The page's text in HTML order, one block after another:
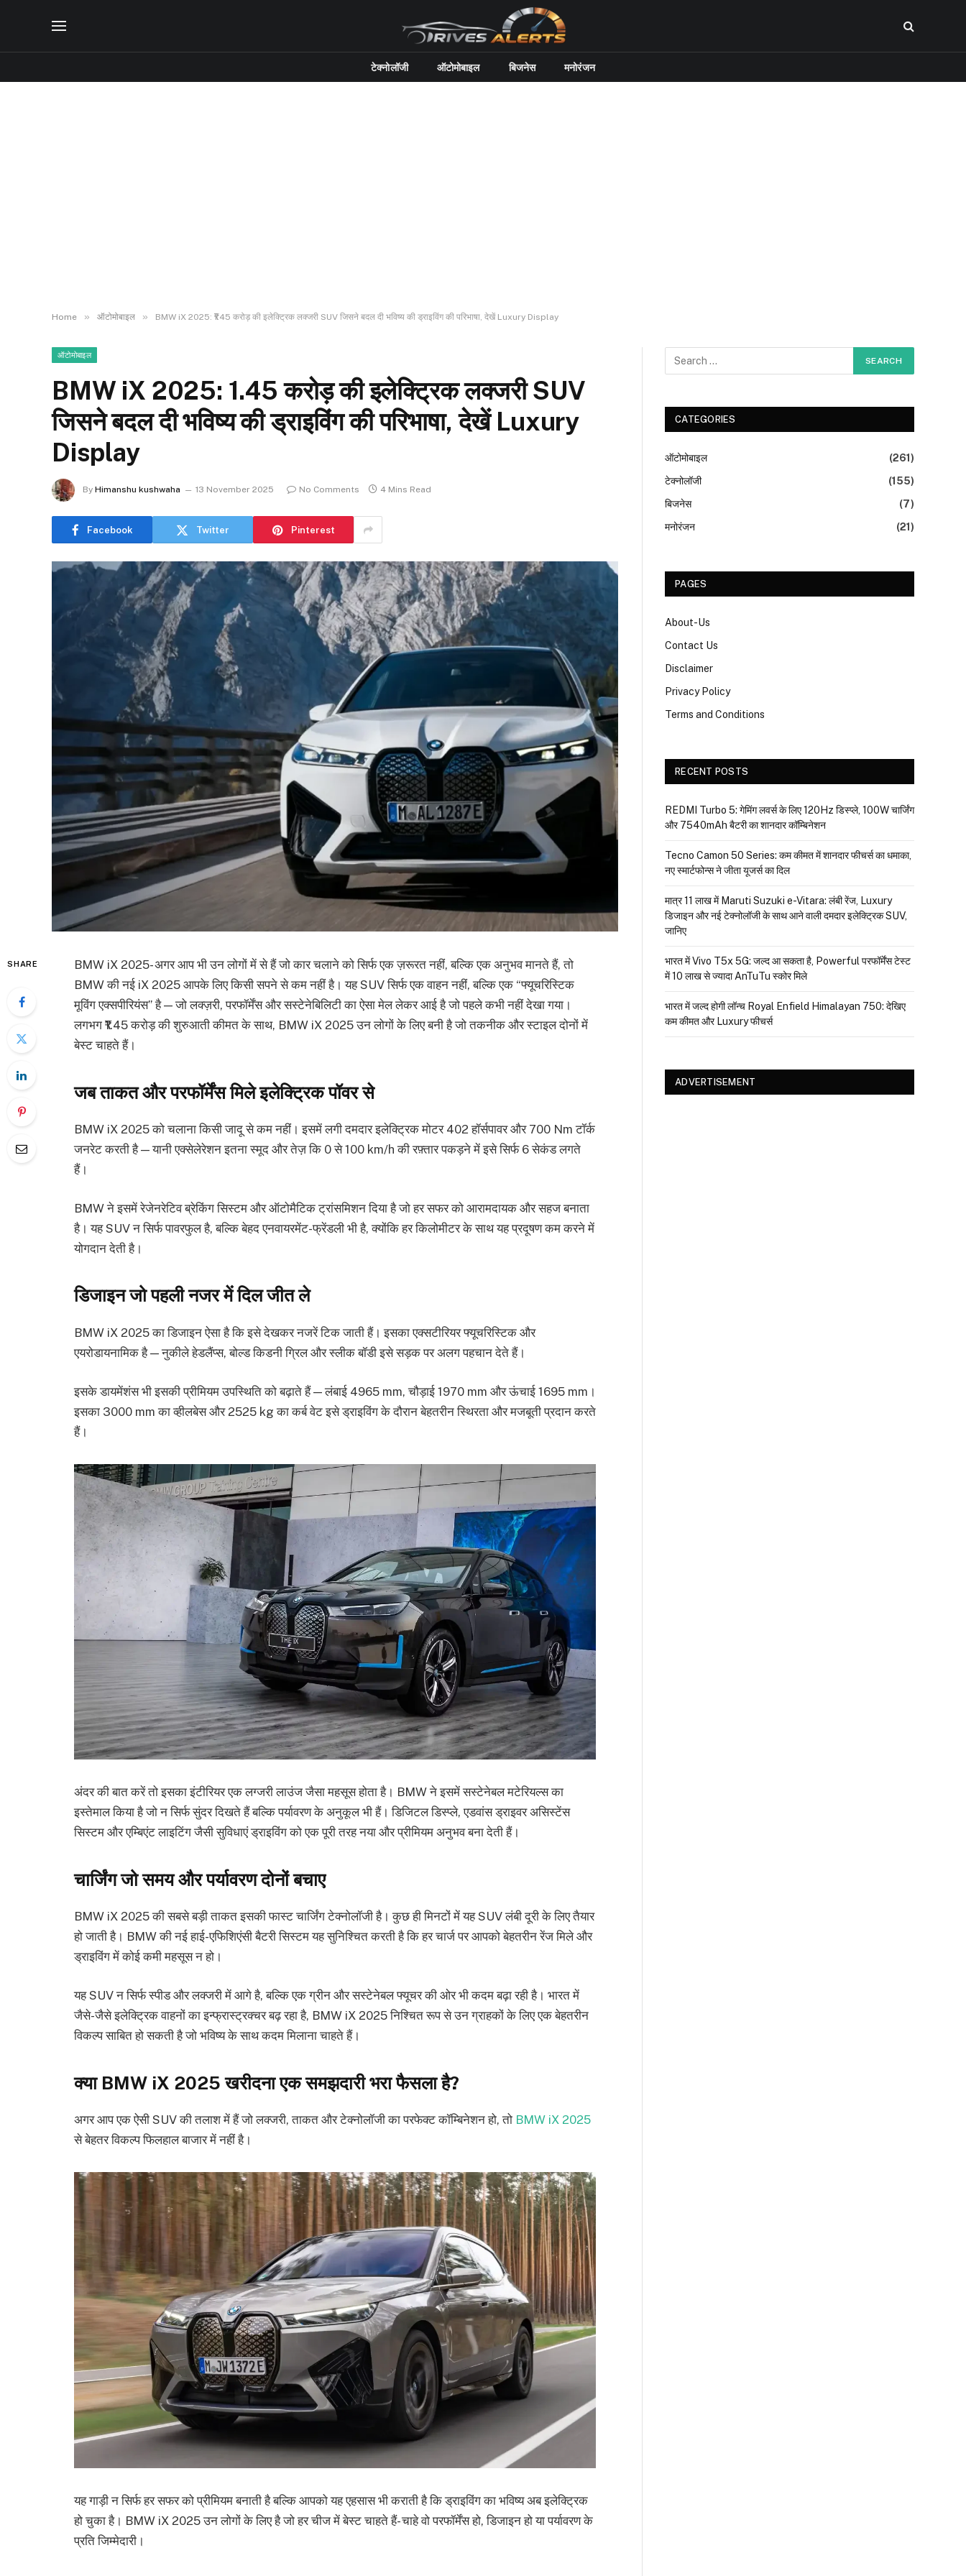
टेक्नोलॉजी ऑटोमोबाइल बिजनेस मनोरंजन
Home » ऑटोमोबाइल » BMW iX 2025: ₹1.45 करोड़ की इलेक्ट्रिक लक्जरी SUV जिसने बदल दी भविष्य की ड्राइविंग की परिभाषा, देखें Luxury Display
ऑटोमोबाइल
BMW iX 2025: ₹1.45 करोड़ की इलेक्ट्रिक लक्जरी SUV
जिसने बदल दी भविष्य की ड्राइविंग की परिभाषा, देखें Luxury
Display
By Himanshu kushwaha 13 November 2025 No Comments 4 Mins Read
Facebook Twitter Pinterest
SHARE
BMW iX 2025- अगर आप भी उन लोगों में से हैं जो कार चलाने को सिर्फ एक ज़रूरत नहीं, बल्कि एक अनुभव मानते हैं, तो
BMW की नई iX 2025 आपके लिए किसी सपने से कम नहीं है। यह SUV सिर्फ एक वाहन नहीं, बल्कि एक “फ्यूचरिस्टिक
मूविंग एक्सपीरियंस” है — जो लक्ज़री, परफॉर्मेंस और सस्टेनेबिलिटी का ऐसा मेल लेकर आई है जो पहले कभी नहीं देखा गया।
लगभग ₹1.45 करोड़ की शुरुआती कीमत के साथ, BMW iX 2025 उन लोगों के लिए बनी है जो तकनीक और स्टाइल दोनों में
बेस्ट चाहते हैं।
जब ताकत और परफॉर्मेंस मिले इलेक्ट्रिक पॉवर से
BMW iX 2025 को चलाना किसी जादू से कम नहीं। इसमें लगी दमदार इलेक्ट्रिक मोटर 402 हॉर्सपावर और 700 Nm टॉर्क
जनरेट करती है — यानी एक्सेलेरेशन इतना स्मूद और तेज़ कि 0 से 100 km/h की रफ़्तार पकड़ने में इसे सिर्फ 6 सेकंड लगते
हैं।
BMW ने इसमें रेजेनरेटिव ब्रेकिंग सिस्टम और ऑटोमैटिक ट्रांसमिशन दिया है जो हर सफर को आरामदायक और सहज बनाता
है। यह SUV न सिर्फ पावरफुल है, बल्कि बेहद एनवायरमेंट-फ्रेंडली भी है, क्योंकि हर किलोमीटर के साथ यह प्रदूषण कम करने में
योगदान देती है।
डिजाइन जो पहली नजर में दिल जीत ले
BMW iX 2025 का डिजाइन ऐसा है कि इसे देखकर नजरें टिक जाती हैं। इसका एक्सटीरियर फ्यूचरिस्टिक और
एयरोडायनामिक है — नुकीले हेडलैंप्स, बोल्ड किडनी ग्रिल और स्लीक बॉडी इसे सड़क पर अलग पहचान देते हैं।
इसके डायमेंशंस भी इसकी प्रीमियम उपस्थिति को बढ़ाते हैं — लंबाई 4965 mm, चौड़ाई 1970 mm और ऊंचाई 1695 mm।
इसका 3000 mm का व्हीलबेस और 2525 kg का कर्ब वेट इसे ड्राइविंग के दौरान बेहतरीन स्थिरता और मजबूती प्रदान करते
हैं।
अंदर की बात करें तो इसका इंटीरियर एक लग्जरी लाउंज जैसा महसूस होता है। BMW ने इसमें सस्टेनेबल मटेरियल्स का
इस्तेमाल किया है जो न सिर्फ सुंदर दिखते हैं बल्कि पर्यावरण के अनुकूल भी हैं। डिजिटल डिस्प्ले, एडवांस ड्राइवर असिस्टेंस
सिस्टम और एम्बिएंट लाइटिंग जैसी सुविधाएं ड्राइविंग को एक पूरी तरह नया और प्रीमियम अनुभव बना देती हैं।
चार्जिंग जो समय और पर्यावरण दोनों बचाए
BMW iX 2025 की सबसे बड़ी ताकत इसकी फास्ट चार्जिंग टेक्नोलॉजी है। कुछ ही मिनटों में यह SUV लंबी दूरी के लिए तैयार
हो जाती है। BMW की नई हाई-एफिशिएंसी बैटरी सिस्टम यह सुनिश्चित करती है कि हर चार्ज पर आपको बेहतरीन रेंज मिले और
ड्राइविंग में कोई कमी महसूस न हो।
यह SUV न सिर्फ स्पीड और लक्जरी में आगे है, बल्कि एक ग्रीन और सस्टेनेबल फ्यूचर की ओर भी कदम बढ़ा रही है। भारत में
जैसे-जैसे इलेक्ट्रिक वाहनों का इन्फ्रास्ट्रक्चर बढ़ रहा है, BMW iX 2025 निश्चित रूप से उन ग्राहकों के लिए एक बेहतरीन
विकल्प साबित हो सकती है जो भविष्य के साथ कदम मिलाना चाहते हैं।
क्या BMW iX 2025 खरीदना एक समझदारी भरा फैसला है?
अगर आप एक ऐसी SUV की तलाश में हैं जो लक्जरी, ताकत और टेक्नोलॉजी का परफेक्ट कॉम्बिनेशन हो, तो BMW iX 2025
से बेहतर विकल्प फिलहाल बाजार में नहीं है।
यह गाड़ी न सिर्फ हर सफर को प्रीमियम बनाती है बल्कि आपको यह एहसास भी कराती है कि ड्राइविंग का भविष्य अब इलेक्ट्रिक
हो चुका है। BMW iX 2025 उन लोगों के लिए है जो हर चीज में बेस्ट चाहते हैं- चाहे वो परफॉर्मेंस हो, डिजाइन हो या पर्यावरण के
प्रति जिम्मेदारी।
CATEGORIES
ऑटोमोबाइल
(261)
टेक्नोलॉजी
(155)
बिजनेस
(7)
मनोरंजन
(21)
PAGES
About-Us
Contact Us
Disclaimer
Privacy Policy
Terms and Conditions
RECENT POSTS
REDMI Turbo 5: गेमिंग लवर्स के लिए 120Hz डिस्प्ले, 100W चार्जिंग
और 7540mAh बैटरी का शानदार कॉम्बिनेशन
Tecno Camon 50 Series: कम कीमत में शानदार फीचर्स का धमाका,
नए स्मार्टफोन्स ने जीता यूजर्स का दिल
मात्र ₹11 लाख में Maruti Suzuki e-Vitara: लंबी रेंज, Luxury
डिजाइन और नई टेक्नोलॉजी के साथ आने वाली दमदार इलेक्ट्रिक SUV,
जानिए
भारत में Vivo T5x 5G: जल्द आ सकता है, Powerful परफॉर्मेंस टेस्ट
में 10 लाख से ज्यादा AnTuTu स्कोर मिले
भारत में जल्द होगी लॉन्च Royal Enfield Himalayan 750: देखिए
कम कीमत और Luxury फीचर्स
ADVERTISEMENT